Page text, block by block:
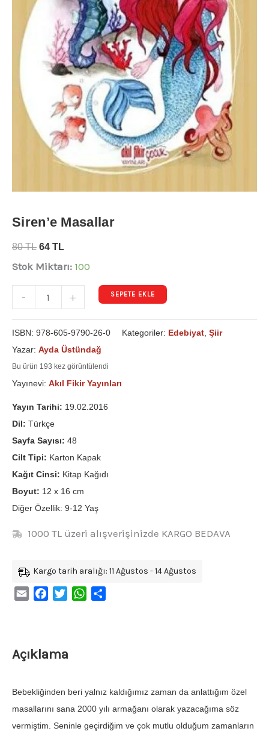
Siren’e Masallar
80TL 64 TL
Stok Miktarı: 100
- + SEPETE EKLE
ISBN: 978-605-9790-26-0 Kategoriler: Edebiyat Şiir
Yazar: Ayda Üstündağ
Bu ürün 193 kez görüntülendi
Yayınevi: Akıl Fikir Yayınları
Yayın Tarihi: 19.02.2016
Dil: Türkçe
Sayfa Sayısı: 48
Cilt Tipi: Karton Kapak
Kağıt Cinsi: Kitap Kağıdı
Boyut: 12 x 16 cm
Diğer Özellik: 9-12 Yaş
1000 TL üzeri alışverişinizde KARGO BEDAVA
Kargo tarih aralığı: 11 Ağustos - 14 Ağustos
Email FacebookTwitterWhatsApp
Açıklama
Bebekliğinden beri yalnız kaldığımız zaman da anlattığım özel
masallarını sana 2000 yılı ar­mağanı olarak yazacağıma söz
vermiştim. Se­ninle geçirdiğim ve çok mutlu olduğum zaman­ların